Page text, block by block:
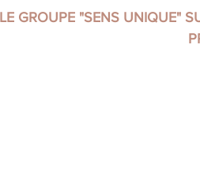
LE GROUPE "SENS UNIQUE"